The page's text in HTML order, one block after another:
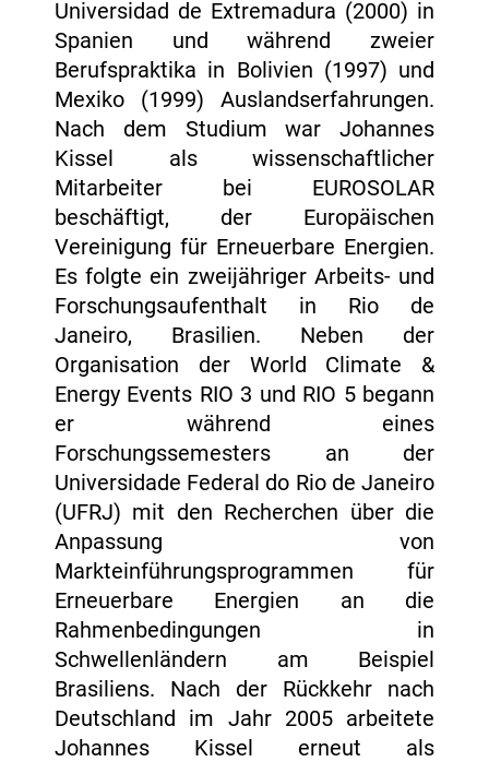
Universidad de Extremadura (2000) in
Spanien und während zweier
Berufspraktika in Bolivien (1997) und
Mexiko (1999) Auslandserfahrungen.
Nach dem Studium war Johannes
Kissel als wissenschaftlicher
Mitarbeiter bei EUROSOLAR
beschäftigt, der Europäischen
Vereinigung für Erneuerbare Energien.
Es folgte ein zweijähriger Arbeits- und
Forschungsaufenthalt in Rio de
Janeiro, Brasilien. Neben der
Organisation der World Climate &
Energy Events RIO 3 und RIO 5 begann
er während eines
Forschungssemesters an der
Universidade Federal do Rio de Janeiro
(UFRJ) mit den Recherchen über die
Anpassung von
Markteinführungsprogrammen für
Erneuerbare Energien an die
Rahmenbedingungen in
Schwellenländern am Beispiel
Brasiliens. Nach der Rückkehr nach
Deutschland im Jahr 2005 arbeitete
Johannes Kissel erneut als